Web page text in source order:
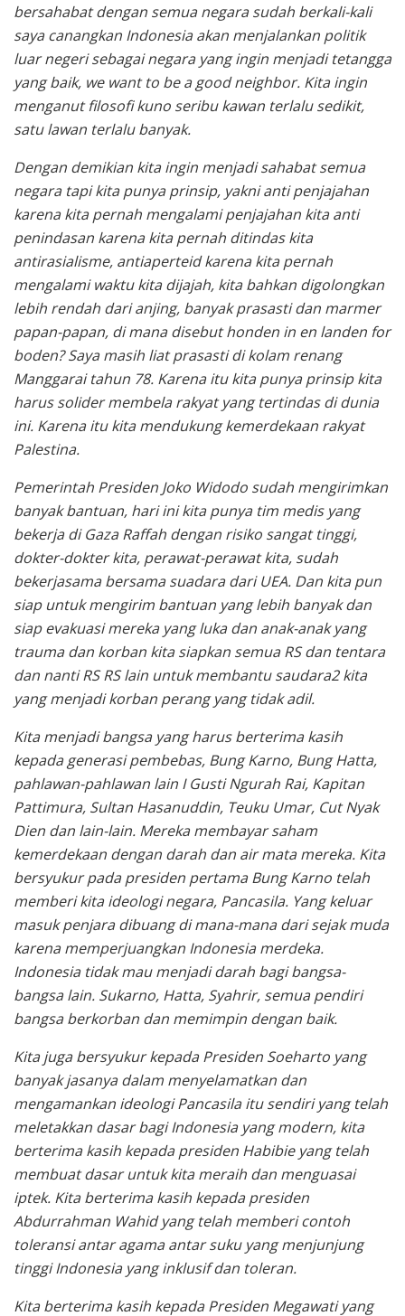
bersahabat dengan semua negara sudah berkali-kali
saya canangkan Indonesia akan menjalankan politik
luar negeri sebagai negara yang ingin menjadi tetangga
yang baik, we want to be a good neighbor. Kita ingin
menganut filosofi kuno seribu kawan terlalu sedikit,
satu lawan terlalu banyak.
Dengan demikian kita ingin menjadi sahabat semua
negara tapi kita punya prinsip, yakni anti penjajahan
karena kita pernah mengalami penjajahan kita anti
penindasan karena kita pernah ditindas kita
antirasialisme, antiaperteid karena kita pernah
mengalami waktu kita dijajah, kita bahkan digolongkan
lebih rendah dari anjing, banyak prasasti dan marmer
papan-papan, di mana disebut honden in en landen for
boden? Saya masih liat prasasti di kolam renang
Manggarai tahun 78. Karena itu kita punya prinsip kita
harus solider membela rakyat yang tertindas di dunia
ini. Karena itu kita mendukung kemerdekaan rakyat
Palestina.
Pemerintah Presiden Joko Widodo sudah mengirimkan
banyak bantuan, hari ini kita punya tim medis yang
bekerja di Gaza Raffah dengan risiko sangat tinggi,
dokter-dokter kita, perawat-perawat kita, sudah
bekerjasama bersama suadara dari UEA. Dan kita pun
siap untuk mengirim bantuan yang lebih banyak dan
siap evakuasi mereka yang luka dan anak-anak yang
trauma dan korban kita siapkan semua RS dan tentara
dan nanti RS RS lain untuk membantu saudara2 kita
yang menjadi korban perang yang tidak adil.
Kita menjadi bangsa yang harus berterima kasih
kepada generasi pembebas, Bung Karno, Bung Hatta,
pahlawan-pahlawan lain I Gusti Ngurah Rai, Kapitan
Pattimura, Sultan Hasanuddin, Teuku Umar, Cut Nyak
Dien dan lain-lain. Mereka membayar saham
kemerdekaan dengan darah dan air mata mereka. Kita
bersyukur pada presiden pertama Bung Karno telah
memberi kita ideologi negara, Pancasila. Yang keluar
masuk penjara dibuang di mana-mana dari sejak muda
karena memperjuangkan Indonesia merdeka.
Indonesia tidak mau menjadi darah bagi bangsa-
bangsa lain. Sukarno, Hatta, Syahrir, semua pendiri
bangsa berkorban dan memimpin dengan baik.
Kita juga bersyukur kepada Presiden Soeharto yang
banyak jasanya dalam menyelamatkan dan
mengamankan ideologi Pancasila itu sendiri yang telah
meletakkan dasar bagi Indonesia yang modern, kita
berterima kasih kepada presiden Habibie yang telah
membuat dasar untuk kita meraih dan menguasai
iptek. Kita berterima kasih kepada presiden
Abdurrahman Wahid yang telah memberi contoh
toleransi antar agama antar suku yang menjunjung
tinggi Indonesia yang inklusif dan toleran.
Kita berterima kasih kepada Presiden Megawati yang